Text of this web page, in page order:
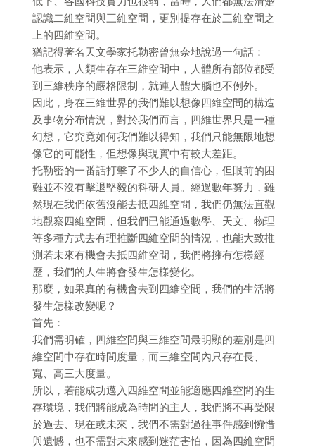
認識二維空間與三維空間，更別提存在於三維空間之
上的四維空間。
猶記得著名天文學家托勒密曾無奈地說過一句話：
他表示，人類生存在三維空間中，人體所有部位都受
到三維秩序的嚴格限制，就連人體大腦也不例外。
因此，身在三維世界的我們難以想像四維空間的構造
及事物分布情況，對於我們而言，四維世界只是一種
幻想，它究竟如何我們難以得知，我們只能無限地想
像它的可能性，但想像與現實中有較大差距。
托勒密的一番話打擊了不少人的自信心，但眼前的困
難並不沒有擊退堅毅的科研人員。經過數年努力，雖
然現在我們依舊沒能去抵四維空間，我們仍無法直觀
地觀察四維空間，但我們已能通過數學、天文、物理
等多種方式去有理推斷四維空間的情況，也能大致推
測若未來有機會去抵四維空間，我們將擁有怎樣經
歷，我們的人生將會發生怎樣變化。
那麼，如果真的有機會去到四維空間，我們的生活將
發生怎樣改變呢？
首先：
我們需明確，四維空間與三維空間最明顯的差別是四
維空間中存在時間度量，而三維空間內只存在長、
寬、高三大度量。
所以，若能成功邁入四維空間並能適應四維空間的生
存環境，我們將能成為時間的主人，我們將不再受限
於過去、現在或未來，我們不需對過往事件感到惋惜
與遺憾，也不需對未來感到迷茫害怕，因為四維空間